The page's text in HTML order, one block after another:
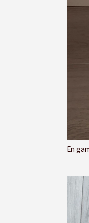
En gammel